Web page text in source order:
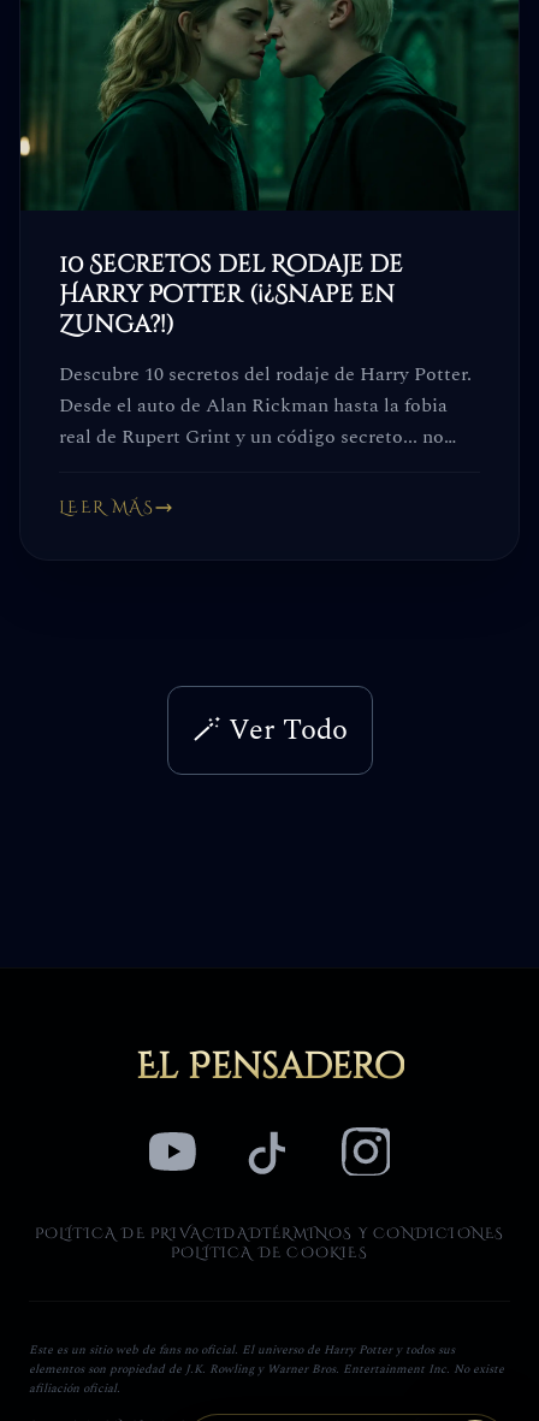
10 Secretos del Rodaje de
Harry Potter (¡¿Snape en
Zunga?!)
Descubre 10 secretos del rodaje de Harry Potter.
Desde el auto de Alan Rickman hasta la fobia
real de Rupert Grint y un código secreto... no
LEER MÁS
🪄 Ver Todo
El Pensadero
POLÍTICA DE PRIVACIDADTÉRMINOS Y CONDICIONES
POLÍTICA DE COOKIES
Este es un sitio web de fans no oficial. El universo de Harry Potter y todos sus
elementos son propiedad de J.K. Rowling y Warner Bros. Entertainment Inc. No existe
afiliación oficial.